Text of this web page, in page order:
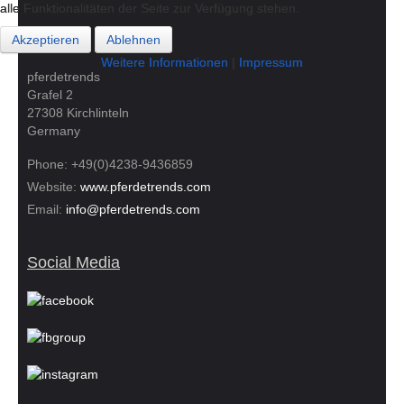
Adresse
pferdetrends
Grafel 2
27308 Kirchlinteln
Germany
Phone: +49(0)4238-9436859
Website: www.pferdetrends.com
Email: info@pferdetrends.com
Social Media
alle Funktionalitäten der Seite zur Verfügung stehen.
Akzeptieren
Ablehnen
Weitere Informationen
Impressum
alle Funktionalitäten der Seite zur Verfügung stehen.
Akzeptieren
Ablehnen
Weitere Informationen
Impressum